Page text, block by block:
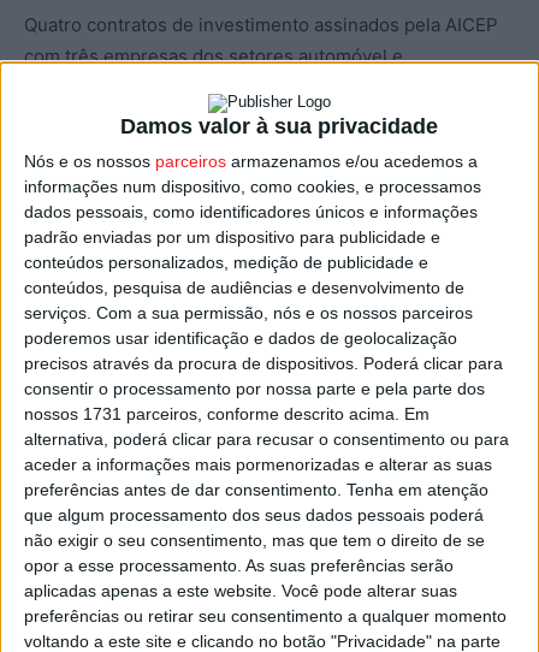
Damos valor à sua privacidade
Nós e os nossos parceiros armazenamos e/ou acedemos a
informações num dispositivo, como cookies, e processamos
dados pessoais, como identificadores únicos e informações
padrão enviadas por um dispositivo para publicidade e
conteúdos personalizados, medição de publicidade e
conteúdos, pesquisa de audiências e desenvolvimento de
serviços. Com a sua permissão, nós e os nossos parceiros
poderemos usar identificação e dados de geolocalização
precisos através da procura de dispositivos. Poderá clicar para
consentir o processamento por nossa parte e pela parte dos
nossos 1731 parceiros, conforme descrito acima. Em
alternativa, poderá clicar para recusar o consentimento ou para
aceder a informações mais pormenorizadas e alterar as suas
preferências antes de dar consentimento. Tenha em atenção
que algum processamento dos seus dados pessoais poderá
não exigir o seu consentimento, mas que tem o direito de se
opor a esse processamento. As suas preferências serão
aplicadas apenas a este website. Você pode alterar suas
preferências ou retirar seu consentimento a qualquer momento
voltando a este site e clicando no botão "Privacidade" na parte
Quatro contratos de investimento assinados pela AICEP
com três empresas dos setores automóvel e
no concelho de Tondela.
Segundo a AICEP, o valor do investimento
contratualizado com a Huf Portuguesa, unidade de
fabrico de componentes automóveis e que fornece
soluções de ‘software’ e ‘hardware’ aos fabricantes de
automóveis, ascende a mais de 11,17 milhões de euros, e
vai permitir a manutenção de 422 postos de trabalho.
Esta e outras notícias para ouvir na Estação Diária – 96.8
FM ou em www.968.fm.
Pub
TAGS HUF Portuguesa Tondela